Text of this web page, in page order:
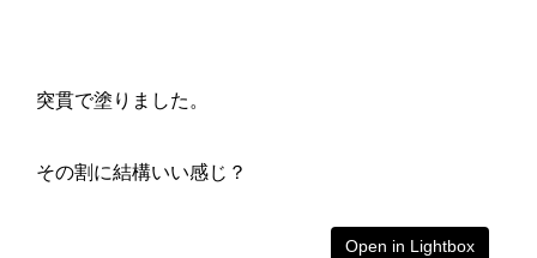
突貫で塗りました。
その割に結構いい感じ？
Open in Lightbox